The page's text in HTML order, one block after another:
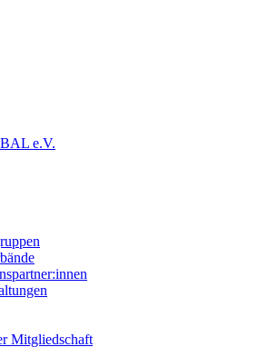
e.V.
Mitgliedschaft